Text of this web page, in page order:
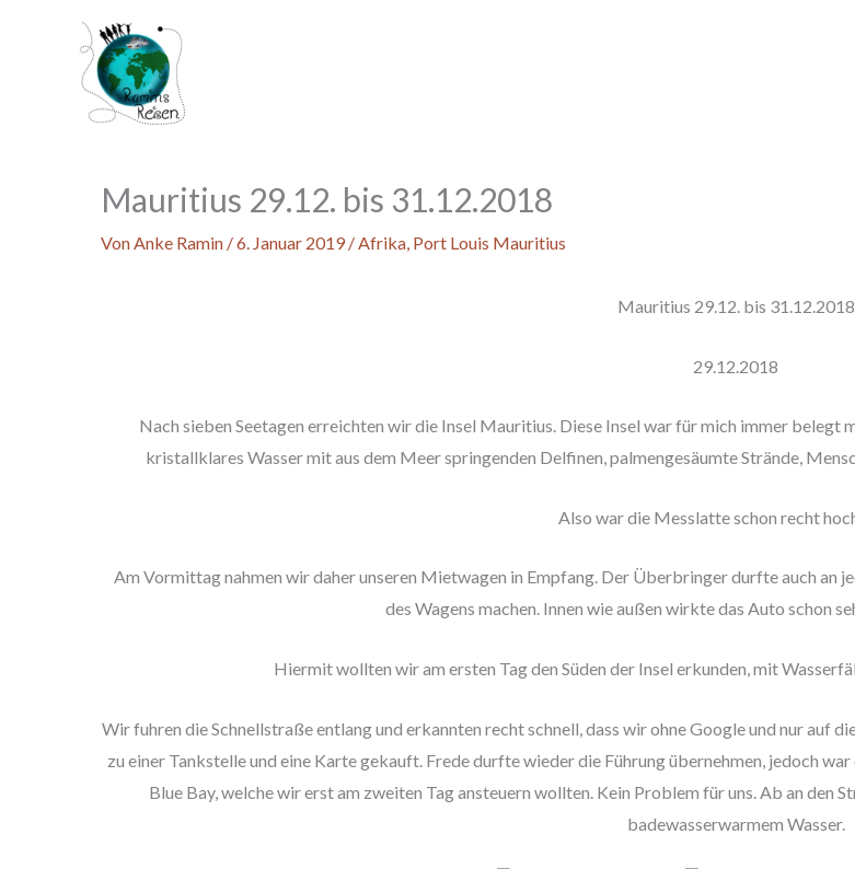
Mauritius 29.12. bis 31.12.2018
VonAnke Ramin /6. Januar 2019/Afrika, Port Louis Mauritius
Mauritius 29.12. bis 31.12.2018
29.12.2018
Nach sieben Seetagen erreichten wir die Insel Mauritius. Diese Insel war für mich immer belegt
kristallklares Wasser mit aus dem Meer springenden Delfinen, palmengesäumte Strände,
Also war die Messlatte schon recht
Am Vormittag nahmen wir daher unseren Mietwagen in Empfang. Der Überbringer durfte auch an
des Wagens machen. Innen wie außen wirkte das Auto schon
Hiermit wollten wir am ersten Tag den Süden der Insel erkunden, mit
Wir fuhren die Schnellstraße entlang und erkannten recht schnell, dass wir ohne Google und nur auf
zu einer Tankstelle und eine Karte gekauft. Frede durfte wieder die Führung übernehmen, jedoch
Blue Bay, welche wir erst am zweiten Tag ansteuern wollten. Kein Problem für uns. Ab an den
badewasserwarmem Wasser.